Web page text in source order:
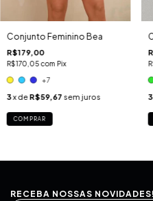
Conjunto Feminino Bea
R$179,00
R$170,05com Pix
+7
3x deR$59,67 sem juros
COMPRAR
3
RECEBA NOSSAS NOVIDADES!